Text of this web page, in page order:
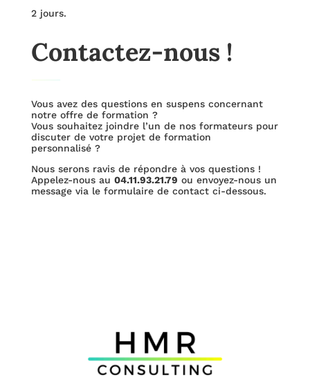
2 jours.
Contactez-nous !
Vous avez des questions en suspens concernant
notre offre de formation ?
Vous souhaitez joindre l’un de nos formateurs pour
discuter de votre projet de formation
personnalisé ?
Nous serons ravis de répondre à vos questions !
Appelez-nous au 04.11.93.21.79 ou envoyez-nous un
message via le formulaire de contact ci-dessous.